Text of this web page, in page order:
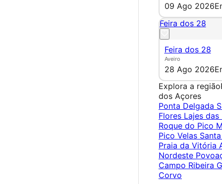
09 Ago 2026
Feira dos 28
Feira dos 28
Aveiro
28 Ago 2026
Explora a região
dos Açores
Ponta Delgada
Flores Lajes
Roque do Pico
Pico Velas
Praia da Vitória
Nordeste
Campo Ribeira
Corvo